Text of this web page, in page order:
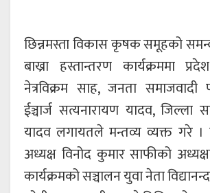
छिन्नमस्ता विकास कृषक समूहको
बाख्रा हस्तान्तरण कार्यक्रममा
नेत्रविक्रम साह, जनता समाजवादी
ईञ्चार्ज सत्यनारायण यादव, जिल्ला
यादव लगायतले मन्तव्य व्यक्त गरे
अध्यक्ष विनोद कुमार साफीको
कार्यक्रमको सञ्चालन युवा नेता